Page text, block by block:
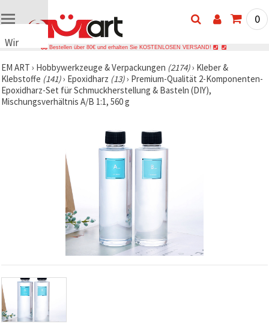
Wir
Cookies
🍪 Wir
verwenden
Cookies
Datenverkehr
zu
analysieren
sowie
relevantere
Inhalte und
Werbung
0
Bestellen über 80€ und erhalten Sie KOSTENLOSEN VERSAND!
EM ART › Hobbywerkzeuge & Verpackungen (2174)› Kleber &
Klebstoffe (141)› Epoxidharz (13)› Premium-Qualität 2-Komponenten-
Epoxidharz-Set für Schmuckherstellung & Basteln (DIY),
Mischungsverhältnis A/B 1:1, 560 g